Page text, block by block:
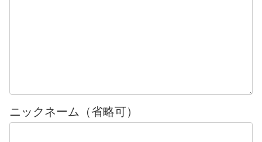
ニックネーム（省略可）